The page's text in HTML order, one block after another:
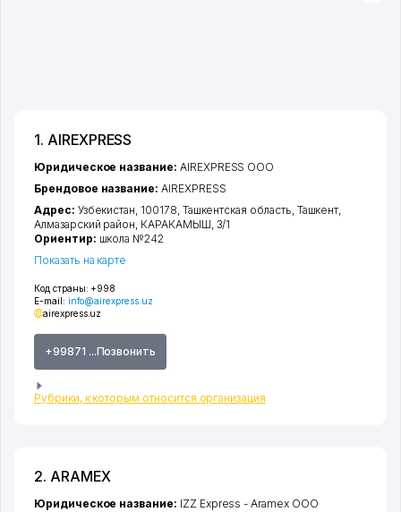
1. AIREXPRESS
Код страны: +998
E-mail: info@airexpress.uz
airexpress.uz
+99871 ...Позвонить
Рубрики, к которым относится организация
Юридическое название: AIREXPRESS ООО
Брендовое название: AIREXPRESS
Адрес: Узбекистан, 100178, Ташкентская область Ташкент
Алмазарский район КАРАКАМЫШ , 3/1
Ориентир: школа №242
Показать на карте
2. ARAMEX
Юридическое название: IZZ Express - Aramex ООО